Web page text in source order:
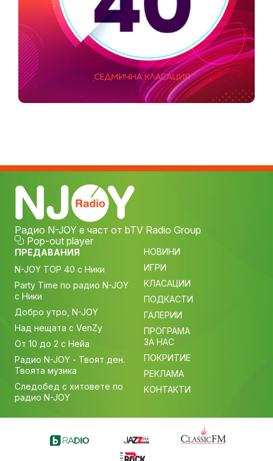
Радио N-JOY е част от bTV Radio Group
Pop-out player
ПРЕДАВАНИЯ
N-JOY TOP 40 с Ники
Party Time по радио N-JOY
с Ники
Добро утро, N-JOY
Над нещата с VenZy
От 10 до 2 с Нейа
Радио N-JOY - Твоят ден.
Твоята музика
Следобед с хитовете по
радио N-JOY
НОВИНИ
ИГРИ
КЛАСАЦИИ
ПОДКАСТИ
ГАЛЕРИИ
ПРОГРАМА
ЗА НАС
ПОКРИТИЕ
РЕКЛАМА
КОНТАКТИ